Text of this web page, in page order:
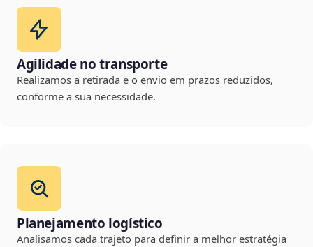
Agilidade no transporte
Realizamos a retirada e o envio em prazos reduzidos,
conforme a sua necessidade.
Planejamento logístico
Analisamos cada trajeto para definir a melhor estratégia